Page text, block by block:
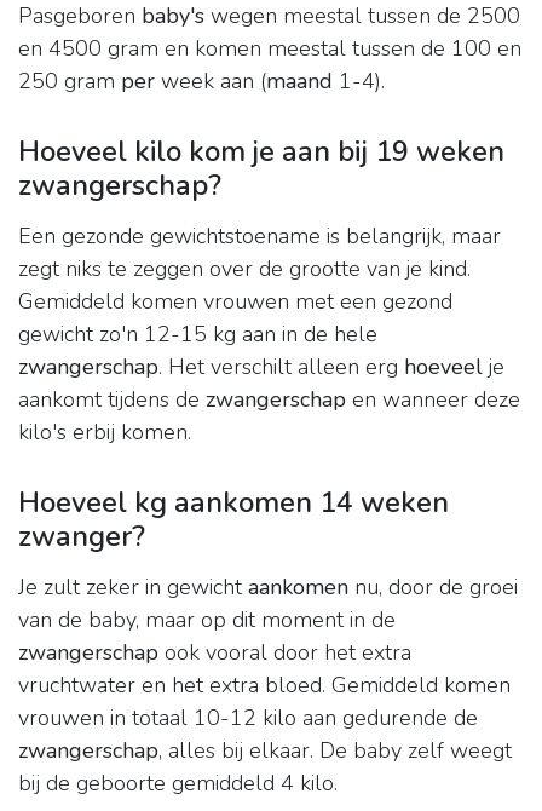
Pasgeboren baby's wegen meestal tussen de 2500
en 4500 gram en komen meestal tussen de 100 en
250 gram per week aan (maand 1-4).
Hoeveel kilo kom je aan bij 19 weken
zwangerschap?
Een gezonde gewichtstoename is belangrijk, maar
zegt niks te zeggen over de grootte van je kind.
Gemiddeld komen vrouwen met een gezond
gewicht zo'n 12-15 kg aan in de hele
zwangerschap. Het verschilt alleen erg hoeveel je
aankomt tijdens de zwangerschap en wanneer deze
kilo's erbij komen.
Hoeveel kg aankomen 14 weken
zwanger?
Je zult zeker in gewichtaankomen nu, door de groei
van de baby, maar op dit moment in de
zwangerschap ook vooral door het extra
vruchtwater en het extra bloed. Gemiddeld komen
vrouwen in totaal 10-12 kilo aan gedurende de
zwangerschap, alles bij elkaar. De baby zelf weegt
bij de geboorte gemiddeld 4 kilo.